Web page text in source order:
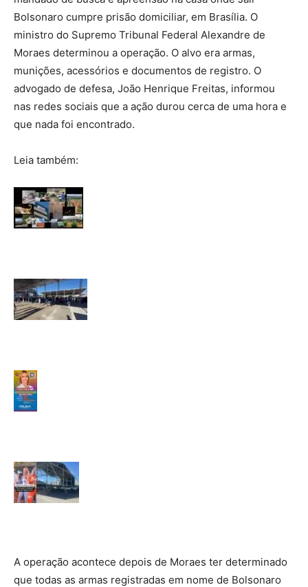
Bolsonaro cumpre prisão domiciliar, em Brasília. O
ministro do Supremo Tribunal Federal Alexandre de
Moraes determinou a operação. O alvo era armas,
munições, acessórios e documentos de registro. O
advogado de defesa, João Henrique Freitas, informou
nas redes sociais que a ação durou cerca de uma hora e
que nada foi encontrado.
Leia também:
A operação acontece depois de Moraes ter determinado
que todas as armas registradas em nome de Bolsonaro